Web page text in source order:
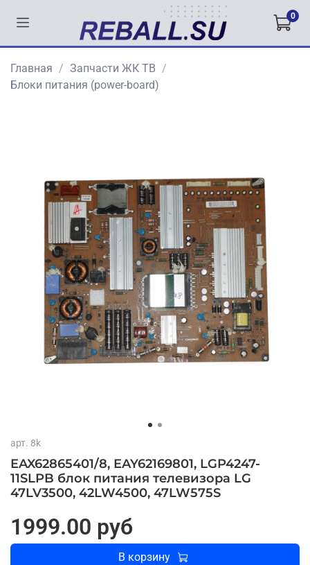
0
Главная
Запчасти ЖК ТВ
Блоки питания (power-board)
арт. 8k
EAX62865401/8, EAY62169801, LGP4247-
11SLPB блок питания телевизора LG
47LV3500, 42LW4500, 47LW575S
1999.00 руб
В корзину